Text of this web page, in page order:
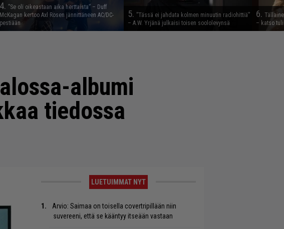
4. ”Se oli oikeastaan aika herttaista” – Duff
McKagan kertoo Axl Rosen jännittäneen AC/DC-
pestiään
5. ”Tässä ei jahdata kolmen minuutin radiohittiä”
– A.W. Yrjänä julkaisi toisen soololevynsä
6.
– katso
albumi
tiedossa
LUETUIMMAT NYT
Arvio: Saimaa on toisella covertripillään niin
suvereeni, että se kääntyy itseään vastaan